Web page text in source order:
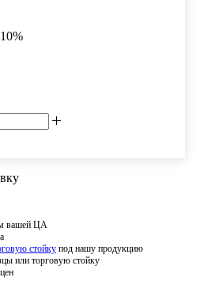
вашей ЦА
стойку под нашу продукцию
или торговую стойку